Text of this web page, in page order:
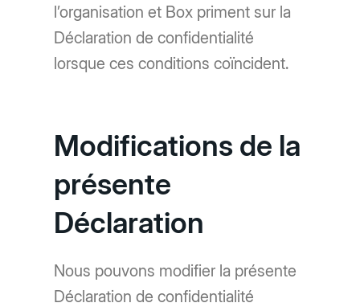
l’organisation et Box priment sur la
Déclaration de confidentialité
lorsque ces conditions coïncident.
Modifications de la
présente
Déclaration
Nous pouvons modifier la présente
Déclaration de confidentialité